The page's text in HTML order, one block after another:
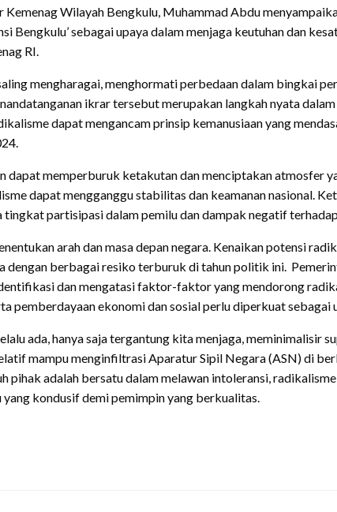
Wilayah Bengkulu, Muhammad Abdu
Bengkulu’ sebagai upaya dalam menjaga keutuhan dan
RI.
mengharagai, menghormati perbedaan dalam bingkai
ikrar tersebut merupakan langkah nyata
dapat mengancam prinsip kemanusiaan yang
dapat memperburuk ketakutan dan menciptakan atmosfer
dapat mengganggu stabilitas dan keamanan nasional.
partisipasi dalam pemilu dan dampak negatif
arah dan masa depan negara. Kenaikan potensi
dengan berbagai resiko terburuk di tahun politik ini.
dan mengatasi faktor-faktor yang mendorong
pemberdayaan ekonomi dan sosial perlu diperkuat sebagai
ada, hanya saja tergantung kita menjaga, meminimalisir
mampu menginfiltrasi Aparatur Sipil Negara (ASN) di
adalah bersatu dalam melawan intoleransi,
kondusif demi pemimpin yang berkualitas.